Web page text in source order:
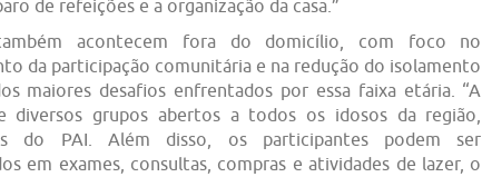
de refeições e a organização da casa.”
acontecem fora do domicílio, com foco no
da participação comunitária e na redução do isolamento
maiores desafios enfrentados por essa faixa etária. “A
diversos grupos abertos a todos os idosos da região,
do PAI. Além disso, os participantes podem ser
em exames, consultas, compras e atividades de lazer, o